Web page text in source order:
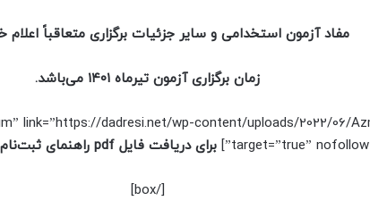
مفاد آزمون استخدامی و سایر جزئیات برگزاری متعاقباً
زمان برگزاری آزمون تیرماه ۱۴۰۱ می‌باشد.
link=”https://dadresi.net/wp-content/uploads/2022/06/
target=”true”
برای دریافت فایل pdf راهنمای ثبت‌نام کلیک کنید
[/box]